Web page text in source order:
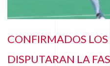
CONFIRMADOS
DISPUTARAN LA